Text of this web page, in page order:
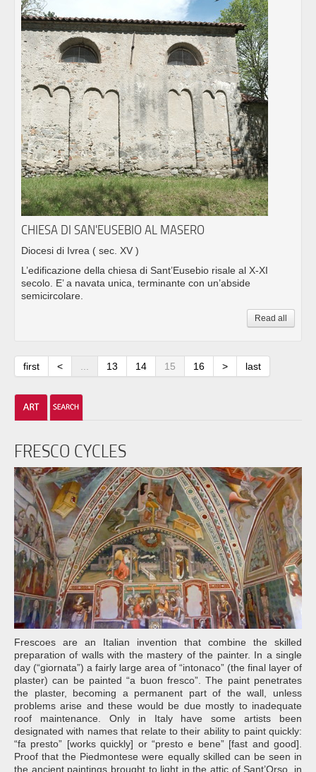
CHIESA DI SAN'EUSEBIO AL MASERO
Diocesi di Ivrea ( sec. XV )
L’edificazione della chiesa di Sant’Eusebio risale al X-XI
secolo. E’ a navata unica, terminante con un’abside
semicircolare.
Read all
first < ... 13 14 15 16 > last
FRESCO CYCLES
Frescoes are an Italian invention that combine the skilled
preparation of walls with the mastery of the painter. In a single
day (“giornata”) a fairly large area of “intonaco” (the final layer of
plaster) can be painted “a buon fresco”. The paint penetrates
the plaster, becoming a permanent part of the wall, unless
problems arise and these would be due mostly to inadequate
roof maintenance. Only in Italy have some artists been
designated with names that relate to their ability to paint quickly:
“fa presto” [works quickly] or “presto e bene” [fast and good].
Proof that the Piedmontese were equally skilled can be seen in
the ancient paintings brought to light in the attic of Sant’Orso, in